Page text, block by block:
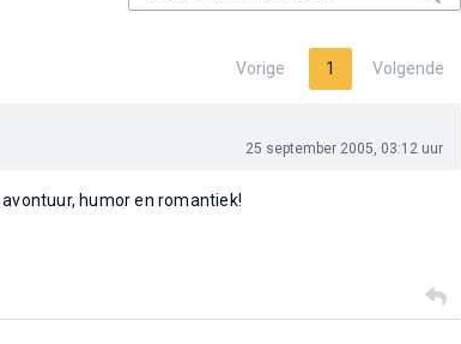
Vorige 1 Volgende
25 september 2005, 03:12 uur
humor en romantiek!